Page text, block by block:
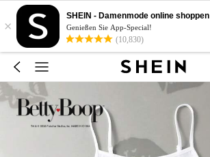
×
SHEIN - Damenmode online shoppen
Genießen Sie App-Special!
(10,830)